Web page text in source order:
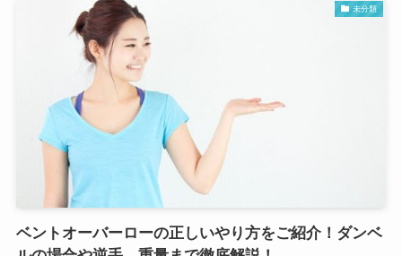
未分類
ベントオーバーローの正しいやり方をご紹介！ダンベ